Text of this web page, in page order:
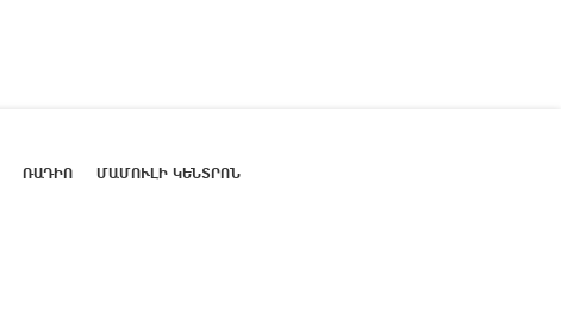
ՌԱԴԻՈ ՄԱՄՈՒԼԻ ԿԵՆՏՐՈՆ